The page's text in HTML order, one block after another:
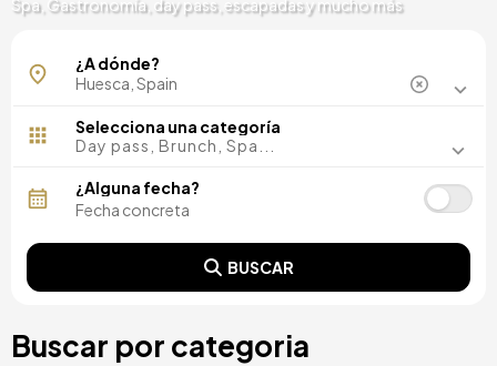
Spa, Gastronomía, day pass, escapadas y mucho más
¿A dónde?
Selecciona una categoría
Day pass, Brunch, Spa...
¿Alguna fecha?
BUSCAR
Buscar por categoria